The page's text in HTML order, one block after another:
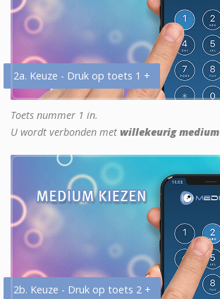
2a. Keuze - Druk op toets 1 +
Toets nummer 1 in.
U wordt verbonden met willekeurig medium
2b. Keuze - Druk op toets 2 +